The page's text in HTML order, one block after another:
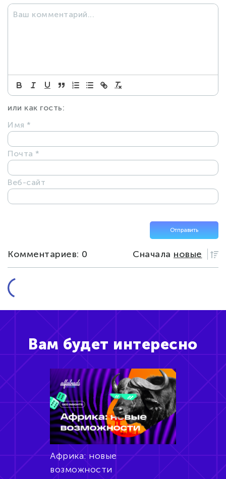
или как гость:
Имя *
Почта *
Веб-сайт
Комментариев: 0 Сначала новые
Вам будет интересно
Африка: новые
возможности